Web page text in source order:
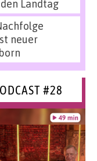
Landtag
neuer
#28